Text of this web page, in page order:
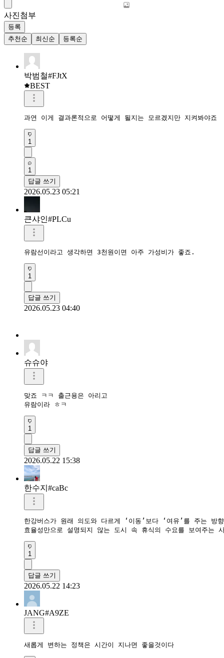
사진첨부
등록
추천순
최신순 등록순
박범철#FJtX
BEST
과연 이게 결과론적으로 어떻게 될지는 모르겠지만 지켜봐야죠
1
1
답글 쓰기
2026.05.23 05:21
큰샤인#PLCu
유람선이라고 생각하면 3천원이면 아주 가성비가 좋죠.
1
답글 쓰기
2026.05.23 04:40
슈슈야
맞죠 ㅋㅋ 출근용은 아리고
유람이라 ㅎㅋ
1
답글 쓰기
2026.05.22 15:38
한수지#caBc
한강버스가 원래 의도와 다르게 ‘이동’보다 ‘여유’를 주는 방
효율성만으로 설명되지 않는 도시 속 휴식의 수요를 보여주는
1
답글 쓰기
2026.05.22 14:23
JANG#A9ZE
새롭게 변하는 정책은 시간이 지나면 좋을것이다